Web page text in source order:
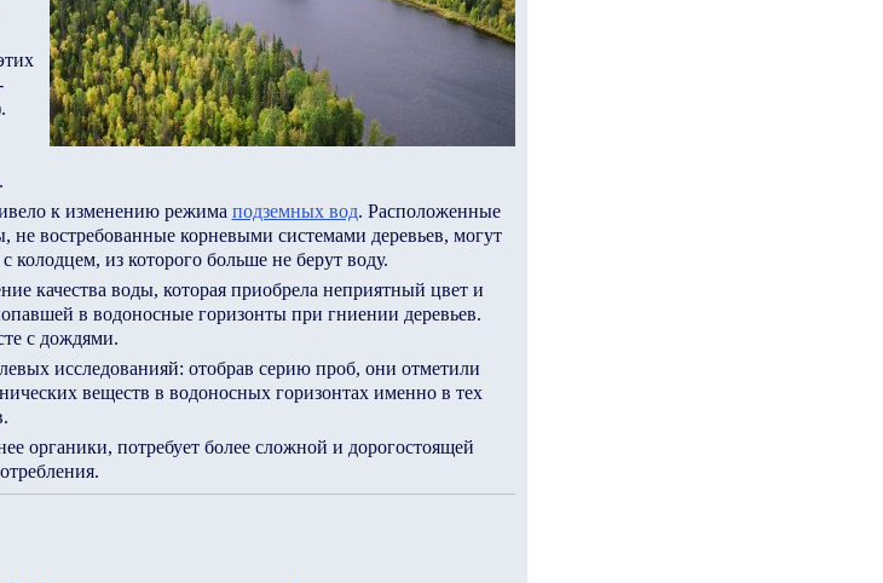
к изменению режима подземных вод. Расположенные
не востребованные корневыми системами деревьев, могут
колодцем, из которого больше не берут воду.
качества воды, которая приобрела неприятный цвет и
в водоносные горизонты при гниении деревьев.
с дождями.
исследованияй: отобрав серию проб, они отметили
веществ в водоносных горизонтах именно в тех
органики, потребует более сложной и дорогостоящей